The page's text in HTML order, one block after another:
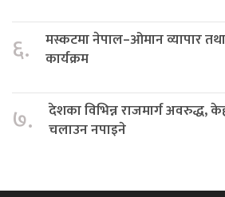
६.
मस्कटमा नेपाल–ओमान व्यापार तथा
कार्यक्रम
७.
देशका विभिन्न राजमार्ग अवरुद्ध,
चलाउन नपाइने